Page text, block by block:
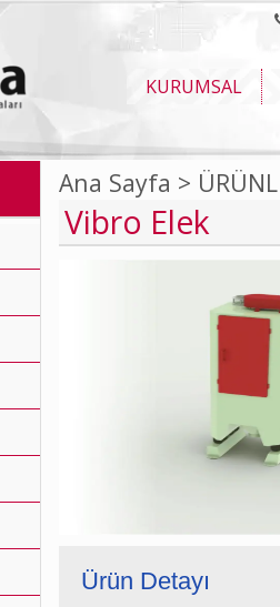
KURUMSAL
Ana Sayfa >
Vibro Elek
Ürün Detayı